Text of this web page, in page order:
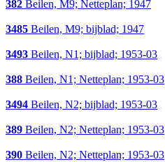
382 Beilen, M9; Netteplan; 1947
3485 Beilen, M9; bijblad; 1947
3493 Beilen, N1; bijblad; 1953-03
388 Beilen, N1; Netteplan; 1953-03
3494 Beilen, N2; bijblad; 1953-03
389 Beilen, N2; Netteplan; 1953-03
390 Beilen, N2; Netteplan; 1953-03